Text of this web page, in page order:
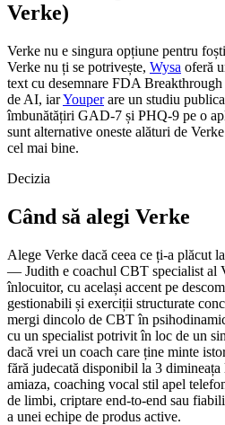
Verke)
Verke nu e singura opțiune pentru
Verke nu ți se potrivește, Wysa oferă
text cu desemnare FDA
de AI, iarYouperare un studiu
îmbunătățiri GAD-7 și PHQ-9 pe o
sunt alternative oneste alături de
cel mai bine.
Decizia
Când să alegi Verke
Alege Verke dacă ceea ce ți-a plăcut
— Judith e coachul CBT specialist al
înlocuitor, cu același accent pe
gestionabili și exerciții structurate
mergi dincolo de CBT în
cu un specialist potrivit în loc de un
dacă vrei un coach care ține minte
fără judecată disponibil la 3
amiaza, coaching vocal stil apel
de limbi, criptare end-to-end sau
a unei echipe de produs active.